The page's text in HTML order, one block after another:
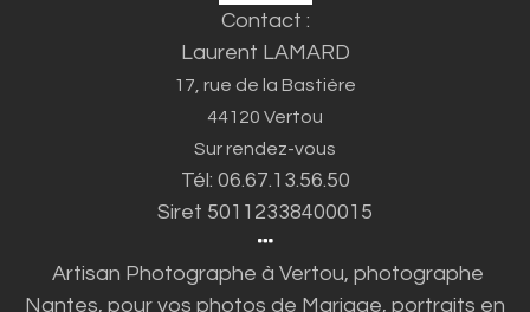
Contact :
Laurent LAMARD
17, rue de la Bastière
44120 Vertou
Sur rendez-vous
Tél: 06.67.13.56.50
Siret 50112338400015
Artisan Photographe à Vertou, photographe
Nantes, pour vos photos de Mariage, portraits en